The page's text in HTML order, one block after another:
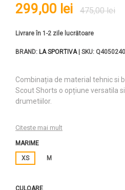
299,00 lei 475,00 lei
Livrare în 1-2 zile lucrătoare
BRAND: LA SPORTIVA| SKU:
Combinația de material tehnic si
Scout Shorts o opțiune versatila
drumetiilor.
Citeste mai mult
MARIME
XS M
CULOARE